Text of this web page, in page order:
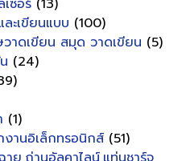
ซอร์ (13)
ะเขียนแบบ (100)
วาดเขียน สมุด วาดเขียน (5)
(24)
(1)
านอิเล็กทรอนิกส์ (51)